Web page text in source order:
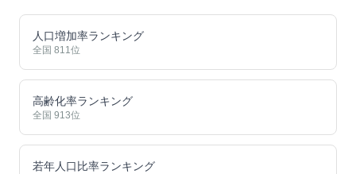
人口増加率ランキング
全国 811位
高齢化率ランキング
全国 913位
若年人口比率ランキング